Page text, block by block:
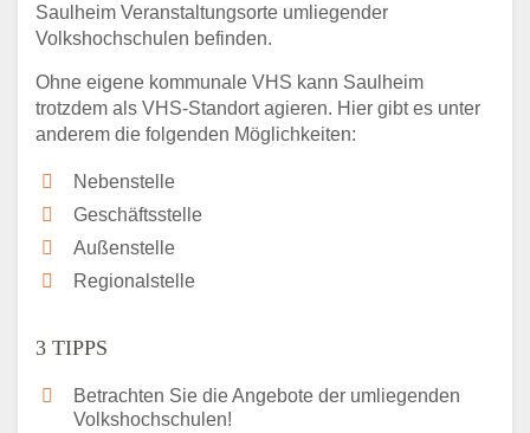
Saulheim Veranstaltungsorte umliegender
Volkshochschulen befinden.
Ohne eigene kommunale VHS kann Saulheim
trotzdem als VHS-Standort agieren. Hier gibt es unter
anderem die folgenden Möglichkeiten:
Nebenstelle
Geschäftsstelle
Außenstelle
Regionalstelle
3 TIPPS
Betrachten Sie die Angebote der umliegenden
Volkshochschulen!